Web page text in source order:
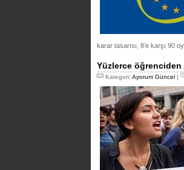
karar tasarısı, 8’e karşı 90
Yüzlerce
Kategori: Ayorum Güncel |